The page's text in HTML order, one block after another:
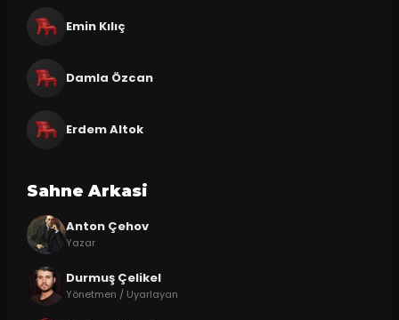
Emin Kılıç
Damla Özcan
Erdem Altok
Sahne Arkasi
Anton Çehov
Yazar
Durmuş Çelikel
Yönetmen / Uyarlayan